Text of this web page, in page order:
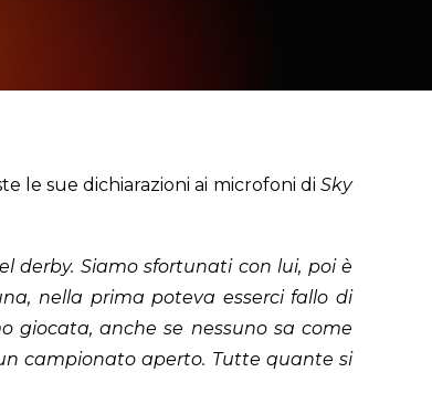
le sue dichiarazioni ai microfoni diSky
derby. Siamo sfortunati con lui, poi è
nella prima poteva esserci fallo di
giocata, anche se nessuno sa come
campionato aperto. Tutte quante si